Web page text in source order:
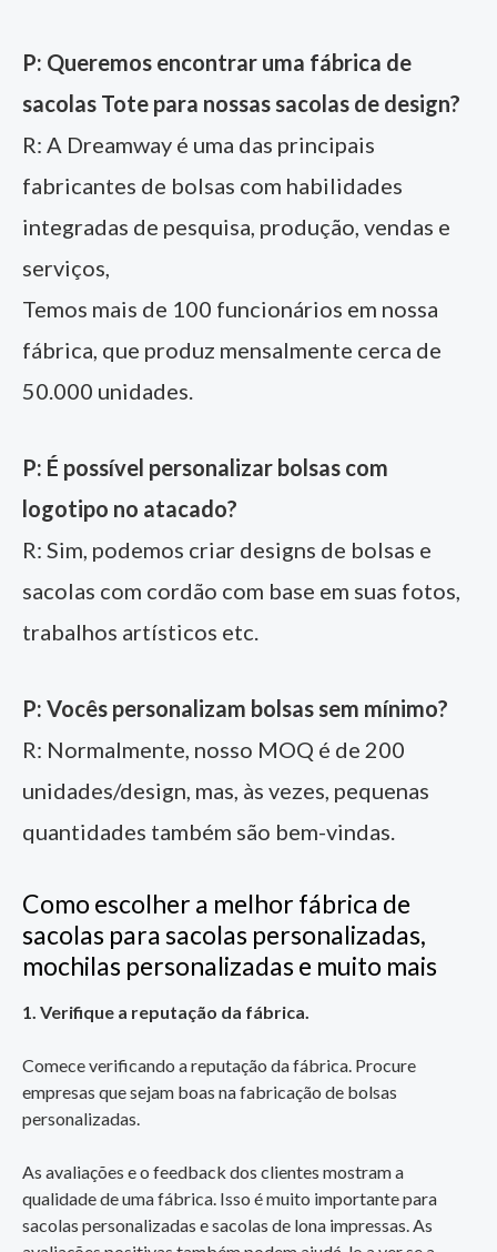
P: Queremos encontrar uma fábrica de
sacolas Tote para nossas sacolas de design?
R: A Dreamway é uma das principais
fabricantes de bolsas com habilidades
integradas de pesquisa, produção, vendas e
serviços,
Temos mais de 100 funcionários em nossa
fábrica, que produz mensalmente cerca de
50.000 unidades.
P: É possível personalizar bolsas com
logotipo no atacado?
R: Sim, podemos criar designs de bolsas e
sacolas com cordão com base em suas fotos,
trabalhos artísticos etc.
P: Vocês personalizam bolsas sem mínimo?
R: Normalmente, nosso MOQ é de 200
unidades/design, mas, às vezes, pequenas
quantidades também são bem-vindas.
Como escolher a melhor fábrica de
sacolas para sacolas personalizadas,
mochilas personalizadas e muito mais
1. Verifique a reputação da fábrica.
Comece verificando a reputação da fábrica. Procure
empresas que sejam boas na fabricação de bolsas
personalizadas.
As avaliações e o feedback dos clientes mostram a
qualidade de uma fábrica. Isso é muito importante para
sacolas personalizadas e sacolas de lona impressas. As